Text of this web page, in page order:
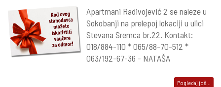
Apartmani Radivojević 2 se naleze u
Sokobanji na prelepoj lokaciji u ulici
Stevana Sremca br.22. Kontakt:
018/884-110 * 065/88-70-512 *
063/192-67-36 - NATAŠA
Pogledaj još...